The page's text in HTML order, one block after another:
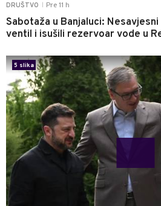
DRUŠTVO Pre 11 h
Sabotaža u Banjaluci:
ventil i isušili rezervoar vode u
5 slika